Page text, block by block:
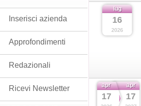
lug
16
2026
apr
17
apr
17
Inserisci azienda
Approfondimenti
Redazionali
Ricevi Newsletter